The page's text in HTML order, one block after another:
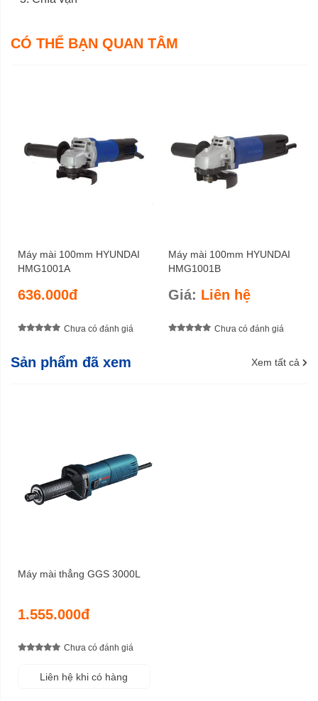
CÓ THỂ BẠN QUAN TÂM
Máy mài 100mm HYUNDAI
HMG1001A
636.000đ
Chưa có đánh giá
Máy mài 100mm HYUNDAI
HMG1001B
Giá: Liên hệ
Chưa có đánh giá
Sản phẩm đã xem Xem tất cả
Máy mài thẳng GGS 3000L
1.555.000đ
Chưa có đánh giá
Liên hệ khi có hàng